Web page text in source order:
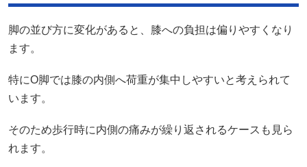
脚の並び方に変化があると、膝への負担は偏りやすくなり
ます。
特にO脚では膝の内側へ荷重が集中しやすいと考えられて
います。
そのため歩行時に内側の痛みが繰り返されるケースも見ら
れます。